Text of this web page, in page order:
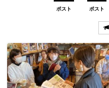
ポスト ポスト